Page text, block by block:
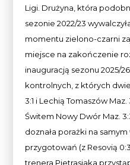
Ligi. Drużyna, która
sezonie 2022/23
momentu zielono-czarni
miejsce na zakończenie
inauguracją sezonu 2025/
kontrolnych, z których
3:1 i Lechią Tomaszów
Świtem Nowy Dwór Maz.
doznała porażki na
przygotowań (z Resovią
trenera Pietrasiaka